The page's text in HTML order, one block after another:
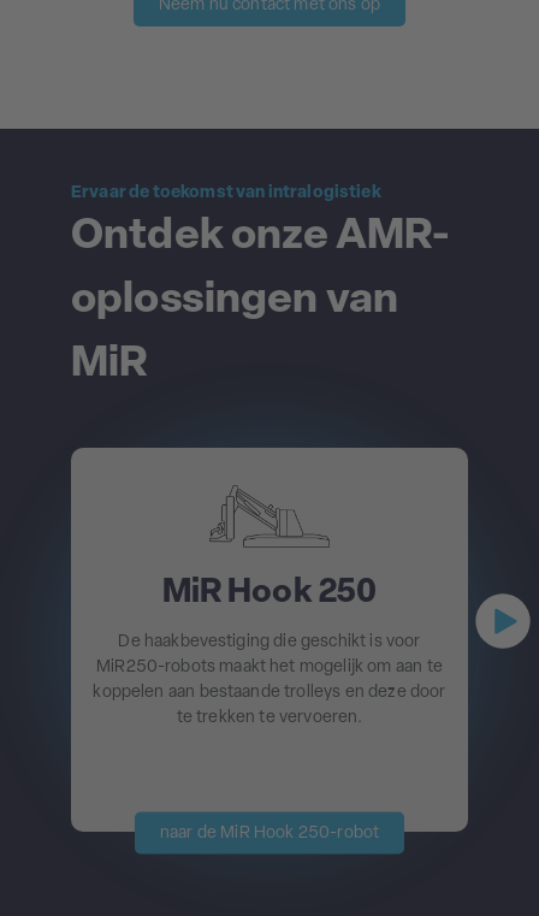
Neem nu contact met ons op
Ervaar de toekomst van intralogistiek
Ontdek onze AMR-
oplossingen van
MiR
MiR Hook 250
De haakbevestiging die geschikt is voor
MiR250-robots maakt het mogelijk om aan te
koppelen aan bestaande trolleys en deze door
te trekken te vervoeren.
naar de MiR Hook 250-robot